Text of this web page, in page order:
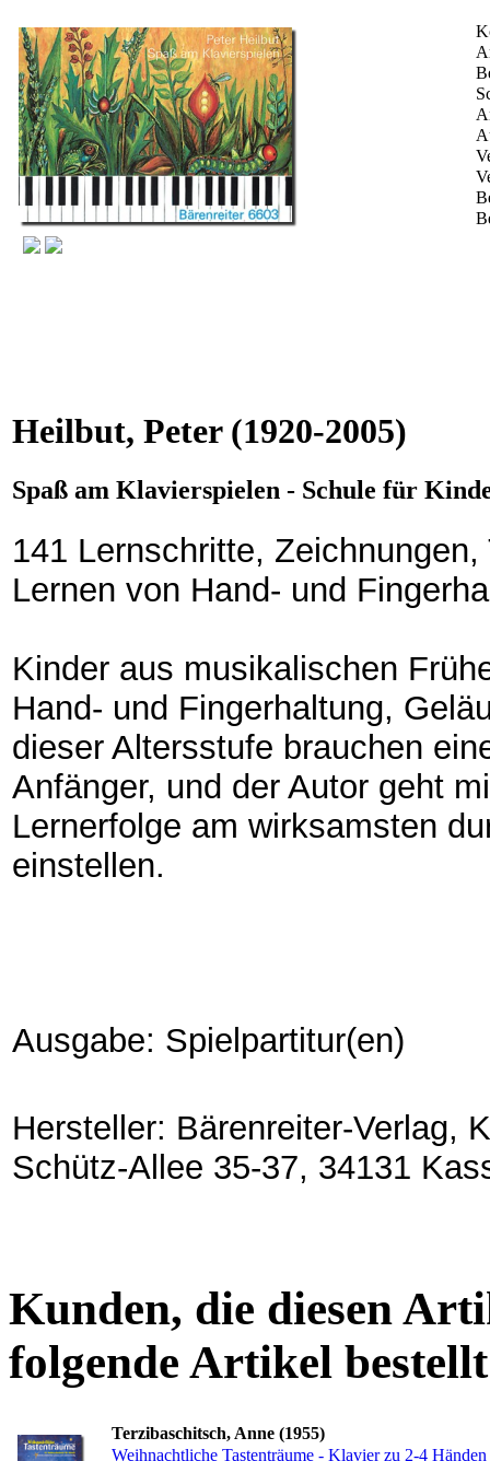
Heilbut, Peter(1920-2005)
Spaß am Klavierspielen - Schule für
141 Lernschritte,
Lernen von Hand- und
Kinder aus musikalischen
Hand- und Fingerhaltung,
dieser Altersstufe brauchen
Anfänger, und der Autor geht
Lernerfolge am wirksamsten
einstellen.
Ausgabe: Spielpartitur(en)
Hersteller: Bärenreiter-Verlag,
Schütz-Allee 35-37, 34131
Kunden, die diesen
folgende Artikel
Terzibaschitsch, Anne (1955)
Weihnachtliche Tastenträume - Klavier zu 2-4